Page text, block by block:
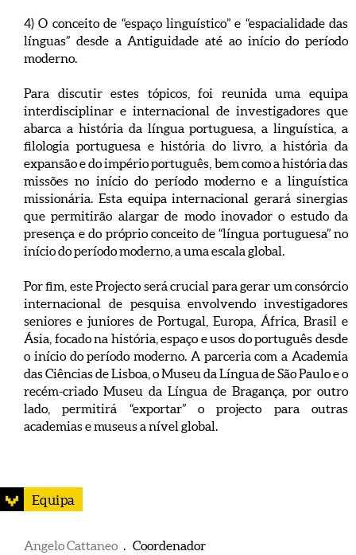
4) O conceito de “espaço linguístico” e “espacialidade das
línguas” desde a Antiguidade até ao início do período
moderno.
Para discutir estes tópicos, foi reunida uma equipa
interdisciplinar e internacional de investigadores que
abarca a história da língua portuguesa, a linguística, a
filologia portuguesa e história do livro, a história da
expansão e do império português, bem como a história das
missões no início do período moderno e a linguística
missionária. Esta equipa internacional gerará sinergias
que permitirão alargar de modo inovador o estudo da
presença e do próprio conceito de “língua portuguesa” no
início do período moderno, a uma escala global.
Por fim, este Projecto será crucial para gerar um consórcio
internacional de pesquisa envolvendo investigadores
seniores e juniores de Portugal, Europa, África, Brasil e
Ásia, focado na história, espaço e usos do português desde
o início do período moderno. A parceria com a Academia
das Ciências de Lisboa, o Museu da Língua de São Paulo e o
recém-criado Museu da Língua de Bragança, por outro
lado, permitirá “exportar” o projecto para outras
academias e museus a nível global.
Equipa
Angelo Cattaneo . Coordenador